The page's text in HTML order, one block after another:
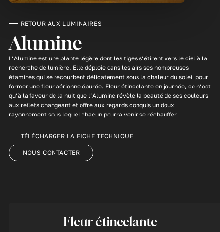
RETOUR AUX LUMINAIRES
Alumine
L’Alumine est une plante légère dont les tiges s’étirent vers le ciel à la
recherche de lumière. Elle déploie dans les airs ses nombreuses
étamines qui se recourbent délicatement sous la chaleur du soleil pour
former une fleur aérienne épurée. Fleur étincelante en journée, ce n’est
qu’à la faveur de la nuit que l’Alumine révèle la beauté de ses couleurs
aux reflets changeant et offre aux regards conquis un doux
rayonnement sous lequel chacun pourra venir se réchauffer.
TÉLÉCHARGER LA FICHE TECHNIQUE
NOUS CONTACTER
Fleur étincelante